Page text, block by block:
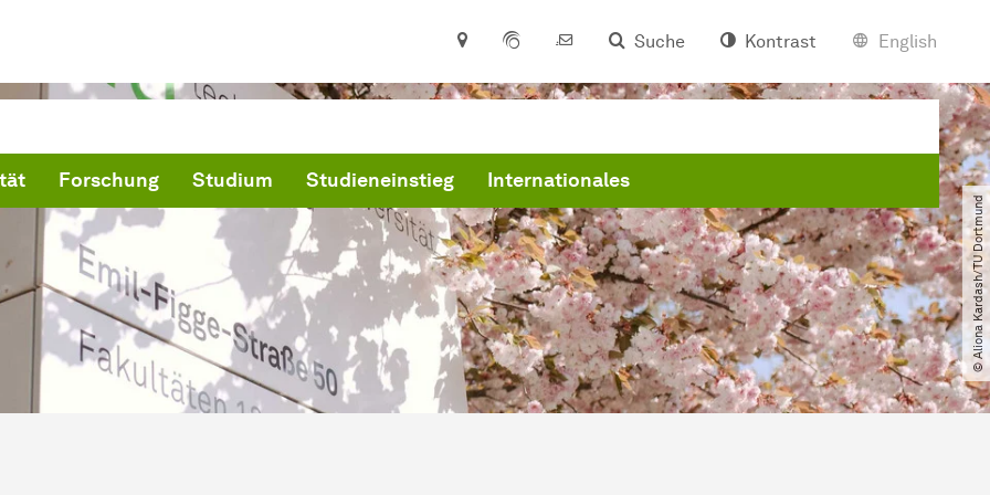
Suche Kontrast English
Forschung Studium Studieneinstieg Internationales
© Aliona Kardash​/​TU Dortmund
hier: